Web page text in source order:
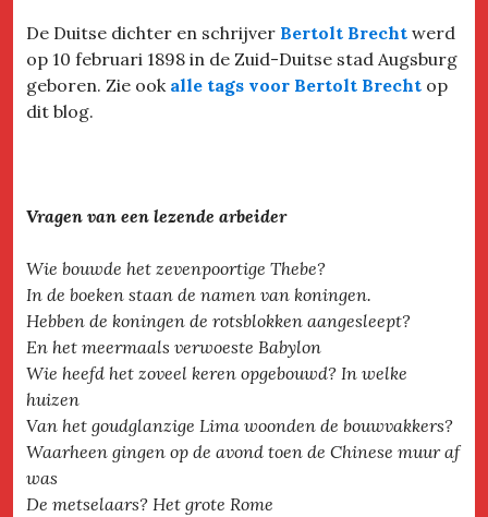
De Duitse dichter en schrijver Bertolt Brecht werd
op 10 februari 1898 in de Zuid-Duitse stad Augsburg
geboren. Zie ook alle tags voor Bertolt Brecht op
dit blog.
Vragen van een lezende arbeider
Wie bouwde het zevenpoortige Thebe?
In de boeken staan de namen van koningen.
Hebben de koningen de rotsblokken aangesleept?
En het meermaals verwoeste Babylon
Wie heefd het zoveel keren opgebouwd? In welke
huizen
Van het goudglanzige Lima woonden de bouwvakkers?
Waarheen gingen op de avond toen de Chinese muur af
was
De metselaars? Het grote Rome